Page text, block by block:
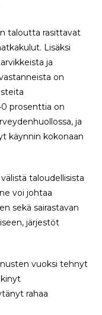
taloutta rasittavat
Lisäksi
ja
on
prosenttia on
ja
käynnin kokonaan
taloudellisista
voi johtaa
sekä sairastavan
järjestöt
vuoksi tehnyt
rahaa